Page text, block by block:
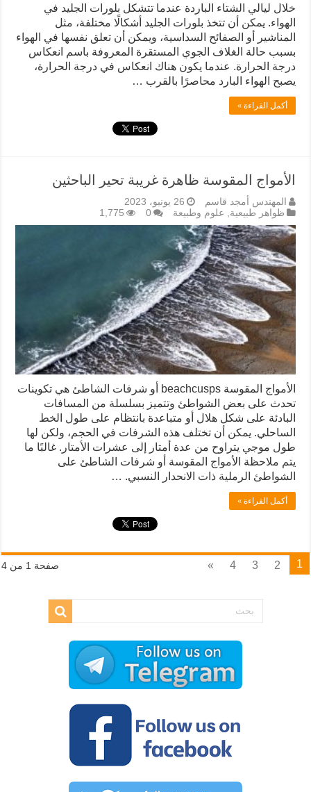
خلال ليالي الشتاء الباردة عندما تتشكل بلورات الجليد في
الهواء. يمكن أن تتخذ بلورات الجليد أشكالًا مختلفة، مثل
المناشير أو الصفائح السداسية، ويمكن أن تعلق نفسها في الهواء
بسبب حالة الغلاف الجوي المستقرة المعروفة باسم انعكاس
درجة الحرارة. عندما يكون هناك انعكاس في درجة الحرارة،
يصبح الهواء البارد محاصرًا بالقرب …
أكمل القراءة »
الأمواج المقوسة ظاهرة غريبة تحير الباحثين
المهندس أمجد قاسم
26 يونيو، 2023
ظواهر طبيعية
علوم وطبيعة 0
1,775
الأمواج المقوسة beachcusps أو شرفات الشاطئ هي تكوينات
تحدث على بعض الشواطئ وتتميز بسلسلة من المسافات
البادئة على شكل هلال أو متباعدة بانتظام على طول الخط
الساحلي. يمكن أن تختلف هذه الشرفات في الحجم، ولكن لها
طول موجي يتراوح من عدة أمتار إلى عشرات الأمتار. غالبًا ما
يتم ملاحظة الأمواج المقوسة أو شرفات الشاطئ على
الشواطئ الرملية ذات الانحدار النسبي. …
أكمل القراءة »
صفحة 1 من 4 1
2
3
4
»